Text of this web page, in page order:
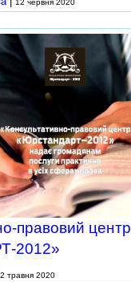
12 червня 2020
правовий центр
2012»
травня 2020